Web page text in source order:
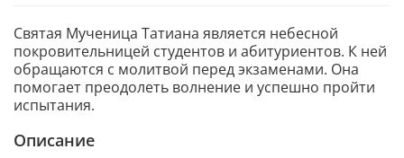
Святая Мученица Татиана является небесной
покровительницей студентов и абитуриентов. К ней
обращаются с молитвой перед экзаменами. Она
помогает преодолеть волнение и успешно пройти
испытания.
Описание